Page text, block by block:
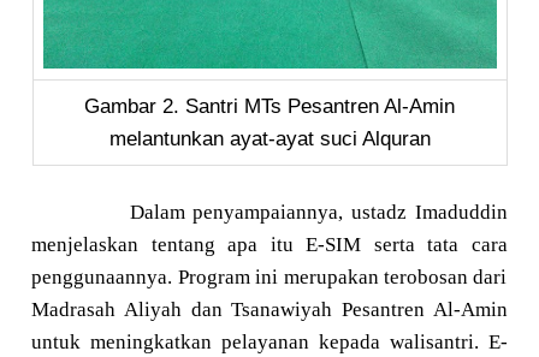
Gambar 2. Santri MTs Pesantren Al-Amin
melantunkan ayat-ayat suci Alquran
Dalam penyampaiannya, ustadz Imaduddin
menjelaskan tentang apa ituE-SIM sertatata cara
penggunaannya. Program ini merupakan terobosan dari
Madrasah Aliyah dan Tsanawiyah Pesantren Al-Amin
untuk meningkatkan pelayanan kepada walisantri. E-